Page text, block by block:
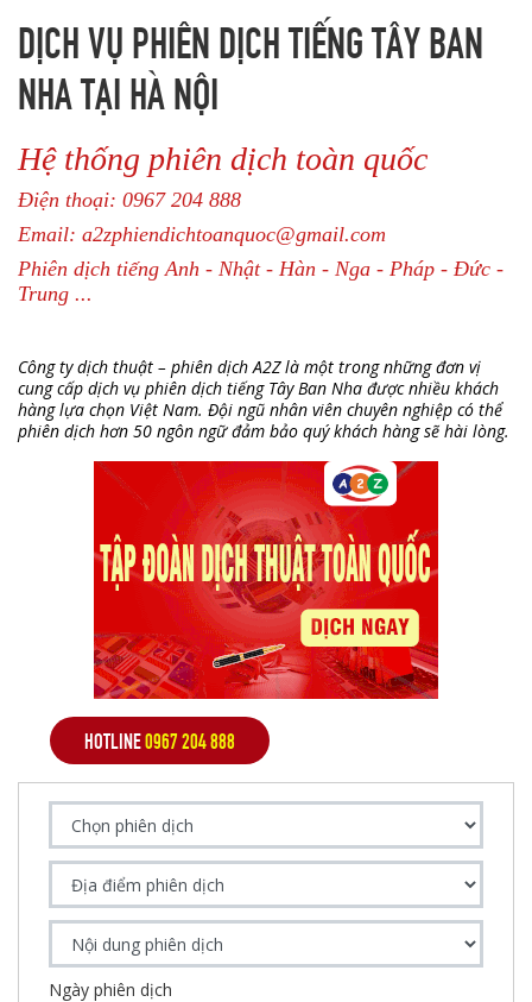
DỊCH VỤ PHIÊN DỊCH TIẾNG TÂY BAN
NHA TẠI HÀ NỘI
Hệ thống phiên dịch toàn quốc
Điện thoại: 0967 204 888
Email: a2zphiendichtoanquoc@gmail.com
Phiên dịch tiếng Anh - Nhật - Hàn - Nga - Pháp - Đức -
Trung ...
Công ty dịch thuật – phiên dịch A2Z là một trong những đơn vị
cung cấp dịch vụ phiên dịch tiếng Tây Ban Nha được nhiều khách
hàng lựa chọn Việt Nam. Đội ngũ nhân viên chuyên nghiệp có thể
phiên dịch hơn 50 ngôn ngữ đảm bảo quý khách hàng sẽ hài lòng.
HOTLINE0967 204 888
Ngày phiên dịch